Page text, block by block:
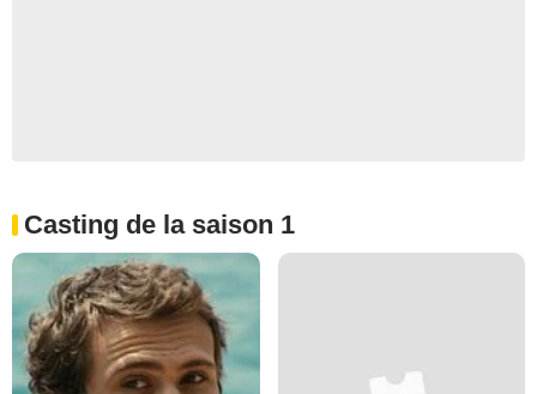
Casting de la saison 1